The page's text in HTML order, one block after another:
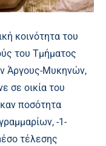
κοινότητα του
του Τμήματος
Άργους-Μυκηνών,
σε οικία του
ποσότητα
-1-
τέλεσης